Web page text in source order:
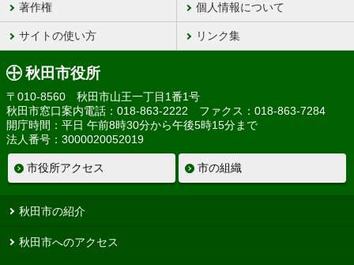
著作権 個人情報について
サイトの使い方 リンク集
秋田市役所
〒010-8560 秋田市山王一丁目1番1号
秋田市窓口案内電話：018-863-2222 ファクス：018-863-7284
開庁時間：平日 午前8時30分から午後5時15分まで
法人番号：3000020052019
市役所アクセス 市の組織
秋田市の紹介
秋田市へのアクセス